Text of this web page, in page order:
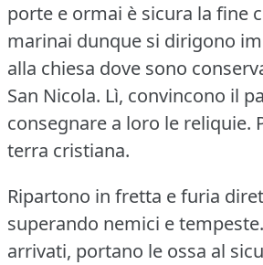
porte e ormai è sicura la fine
marinai dunque si dirigono
alla chiesa dove sono
San Nicola. Lì, convincono il
consegnare a loro le reliquie.
terra cristiana.
Ripartono in fretta e furia
superando nemici e tempeste.
arrivati, portano le ossa al